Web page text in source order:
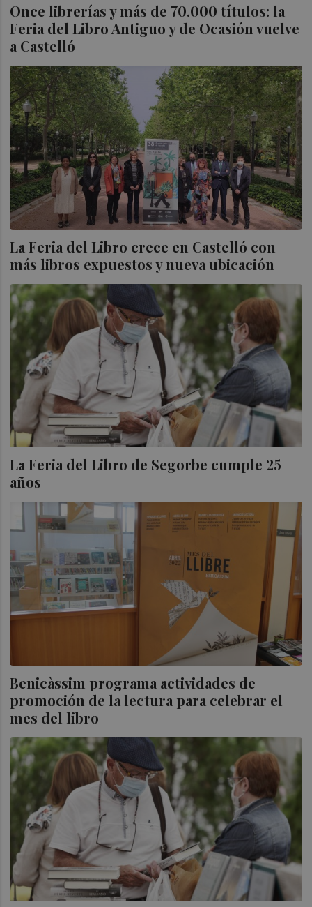
Once librerías y más de 70.000 títulos: la
Feria del Libro Antiguo y de Ocasión vuelve
a Castelló
La Feria del Libro crece en Castelló con
más libros expuestos y nueva ubicación
La Feria del Libro de Segorbe cumple 25
años
Benicàssim programa actividades de
promoción de la lectura para celebrar el
mes del libro